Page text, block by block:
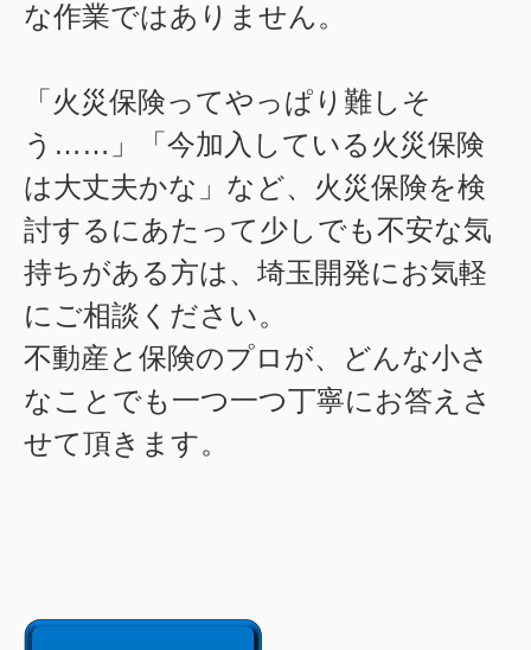
な作業ではありません。
「火災保険ってやっぱり難しそ
う……」「今加入している火災保険
は大丈夫かな」など、火災保険を検
討するにあたって少しでも不安な気
持ちがある方は、埼玉開発にお気軽
にご相談ください。
不動産と保険のプロが、どんな小さ
なことでも一つ一つ丁寧にお答えさ
せて頂きます。